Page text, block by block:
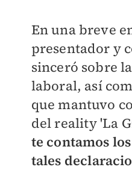
En una breve
presentador y
sinceró sobre
laboral, así
que mantuvo
del reality 'La
te contamos
tales